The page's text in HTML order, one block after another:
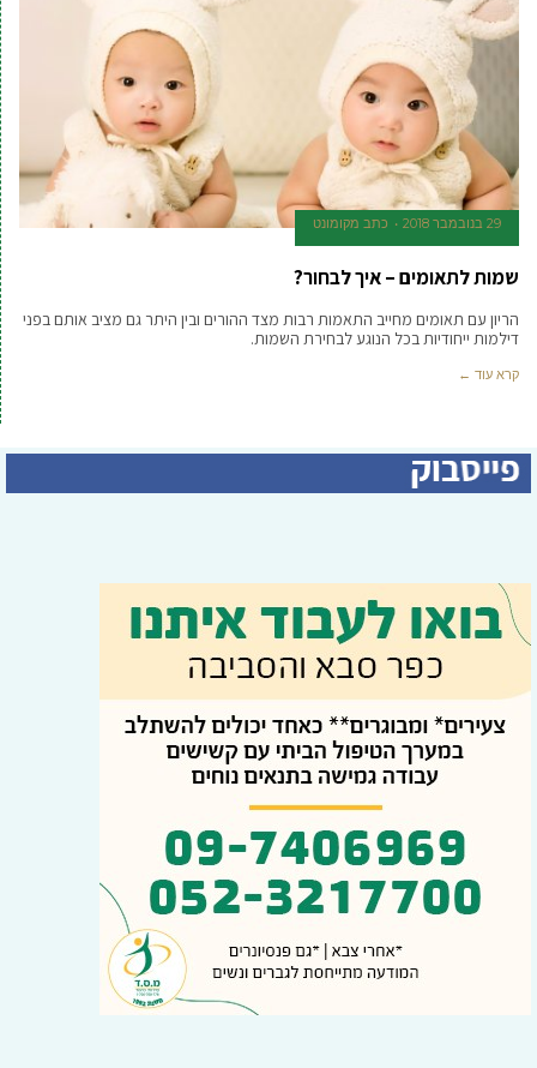
29 בנובמבר 2018 כתב מקומונט
שמות לתאומים – איך לבחור?
הריון עם תאומים מחייב התאמות רבות מצד ההורים ובין היתר גם מציב אותם בפני
דילמות ייחודיות בכל הנוגע לבחירת השמות.
קרא עוד ←